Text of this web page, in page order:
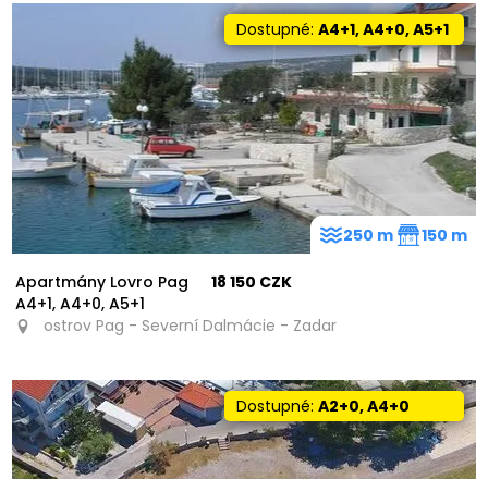
Dostupné:A4+1, A4+0, A5+1
Apartmány Lovro Pag
A4+1, A4+0, A5+1
18 150 CZK
ostrov Pag - Severní Dalmácie - Zadar
250 m 150 m
Dostupné:A2+0, A4+0